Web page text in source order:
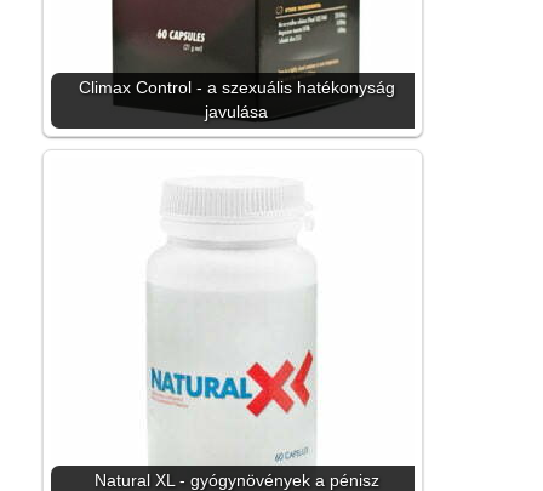
Climax Control - a szexuális hatékonyság
javulása
Natural XL - gyógynövények a pénisz